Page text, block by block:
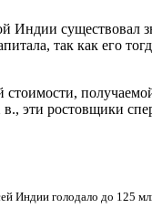
Индии существовал
так как его
эти ростовщики
Индии голодало до 125